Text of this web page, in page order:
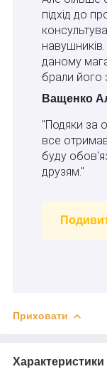
підхід до
даному
брали його
Ващенко
"Подяки за
все
буду
друзям."
Приховати
Характеристики